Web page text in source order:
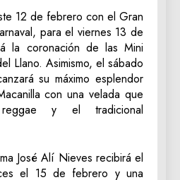
12 de febrero con el Gran
para el viernes 13 de
la coronación de las Mini
Llano. Asimismo, el sábado
su máximo esplendor
con una velada que
y el tradicional
José Alí Nieves recibirá el
el 15 de febrero y una